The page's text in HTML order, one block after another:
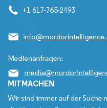
+1 617-765-2493
Medienanfragen:
MITMACHEN
Wir sind immer auf der Suche